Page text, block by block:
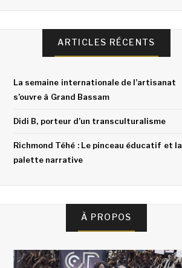
ARTICLES RÉCENTS
La semaine internationale de l’artisanat
s’ouvre à Grand Bassam
Didi B, porteur d’un transculturalisme
Richmond Téhé : Le pinceau éducatif et la
palette narrative
À PROPOS